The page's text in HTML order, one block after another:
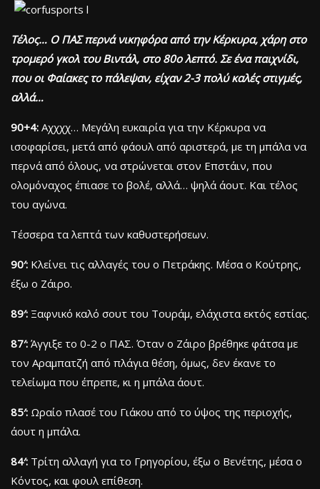
Τέλος… Ο ΠΑΣ περνά νικηφόρα από την Κέρκυρα, χάρη στο
τρομερό γκολ του Βιντάλ, στο 80ο λεπτό. Σε ένα παιχνίδι,
που οι Φαίακες το πάλεψαν, είχαν 2-3 πολύ καλές στιγμές,
αλλά…
90+4: Αχχχχ… Μεγάλη ευκαιρία για την Κέρκυρα να
ισοφαρίσει, μετά από φάουλ από αριστερά, με τη μπάλα να
περνά από όλους, να στρώνεται στον Επστάιν, που
ολομόναχος έπιασε το βολέ, αλλά… ψηλά άουτ. Και τέλος
του αγώνα.
Τέσσερα τα λεπτά των καθυστερήσεων.
90′: Κλείνει τις αλλαγές του ο Πετράκης. Μέσα ο Κούτρης,
έξω ο Ζάιρο.
89′: Ξαφνικό καλό σουτ του Τουράμ, ελάχιστα εκτός εστίας.
87′: Άγγιξε το 0-2 ο ΠΑΣ. Όταν ο Ζάιρο βρέθηκε φάτσα με
τον Αραμπατζή από πλάγια θέση, όμως, δεν έκανε το
τελείωμα που έπρεπε, κι η μπάλα άουτ.
85′: Ωραίο πλασέ του Γιάκου από το ύψος της περιοχής,
άουτ η μπάλα.
84′: Τρίτη αλλαγή για το Γρηγορίου, έξω ο Βενέτης, μέσα ο
Κόντος, και φουλ επίθεση.